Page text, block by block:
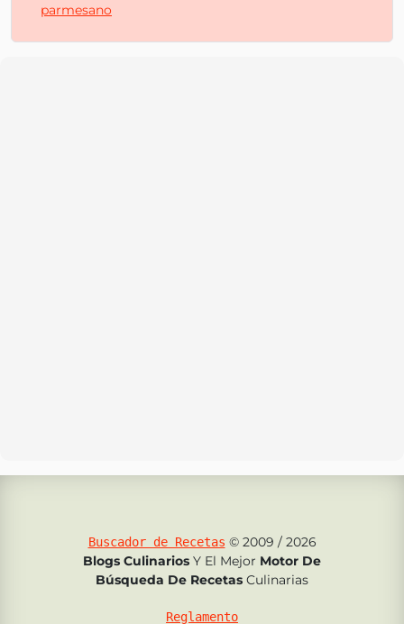
parmesano
Buscador de Recetas © 2009 / 2026
Blogs Culinarios Y El Mejor Motor De
Búsqueda De Recetas Culinarias
Reglamento